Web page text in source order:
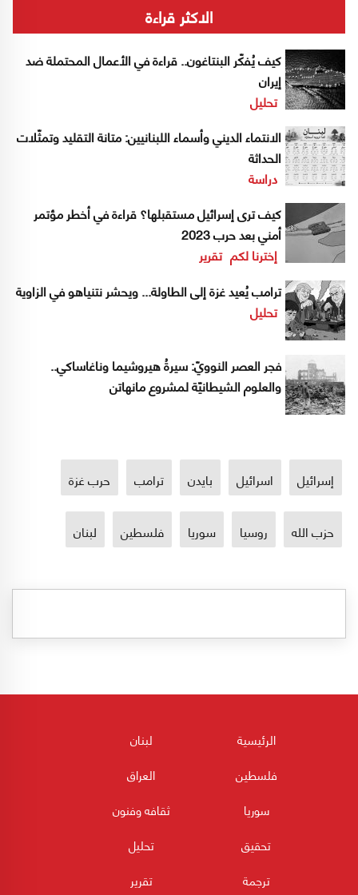
الاكثر قراءة
كيف يُفكّر البنتاغون.. قراءة في الأعمال المحتملة ضد
إيران
تحليل
الانتماء الديني وأسماء اللبنانيين: متانة التقليد وتمثّلات
الحداثة
دراسة
كيف ترى إسرائيل مستقبلها؟ قراءة في أخطر مؤتمر
أمني بعد حرب 2023
إخترنا لكم تقرير
ترامب يُعيد غزة إلى الطاولة... ويحشر نتنياهو في الزاوية
تحليل
فجر العصر النوويّ: سيرةُ هيروشيما وناغاساكي..
والعلوم الشيطانيّة لمشروع مانهاتن
إسرائيل اسرائيل بايدن ترامب حرب غزة
حزب الله روسيا سوريا فلسطين لبنان
الرئيسية
لبنان
فلسطين
العراق
سوريا
ثقافه وفنون
تحقيق
تحليل
ترجمة
تقرير